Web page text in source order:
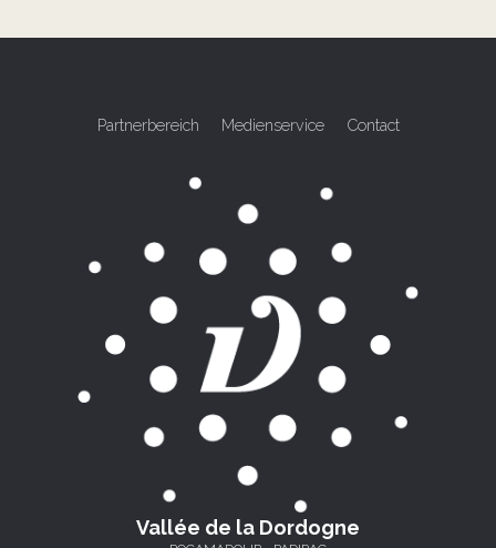
Partnerbereich Medienservice Contact
Vallée de la Dordogne